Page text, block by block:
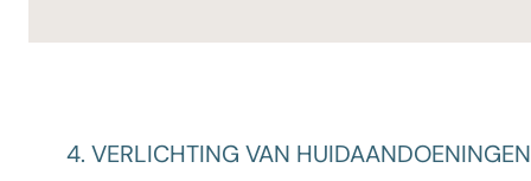
4. VERLICHTING VAN HUIDAANDOENINGEN